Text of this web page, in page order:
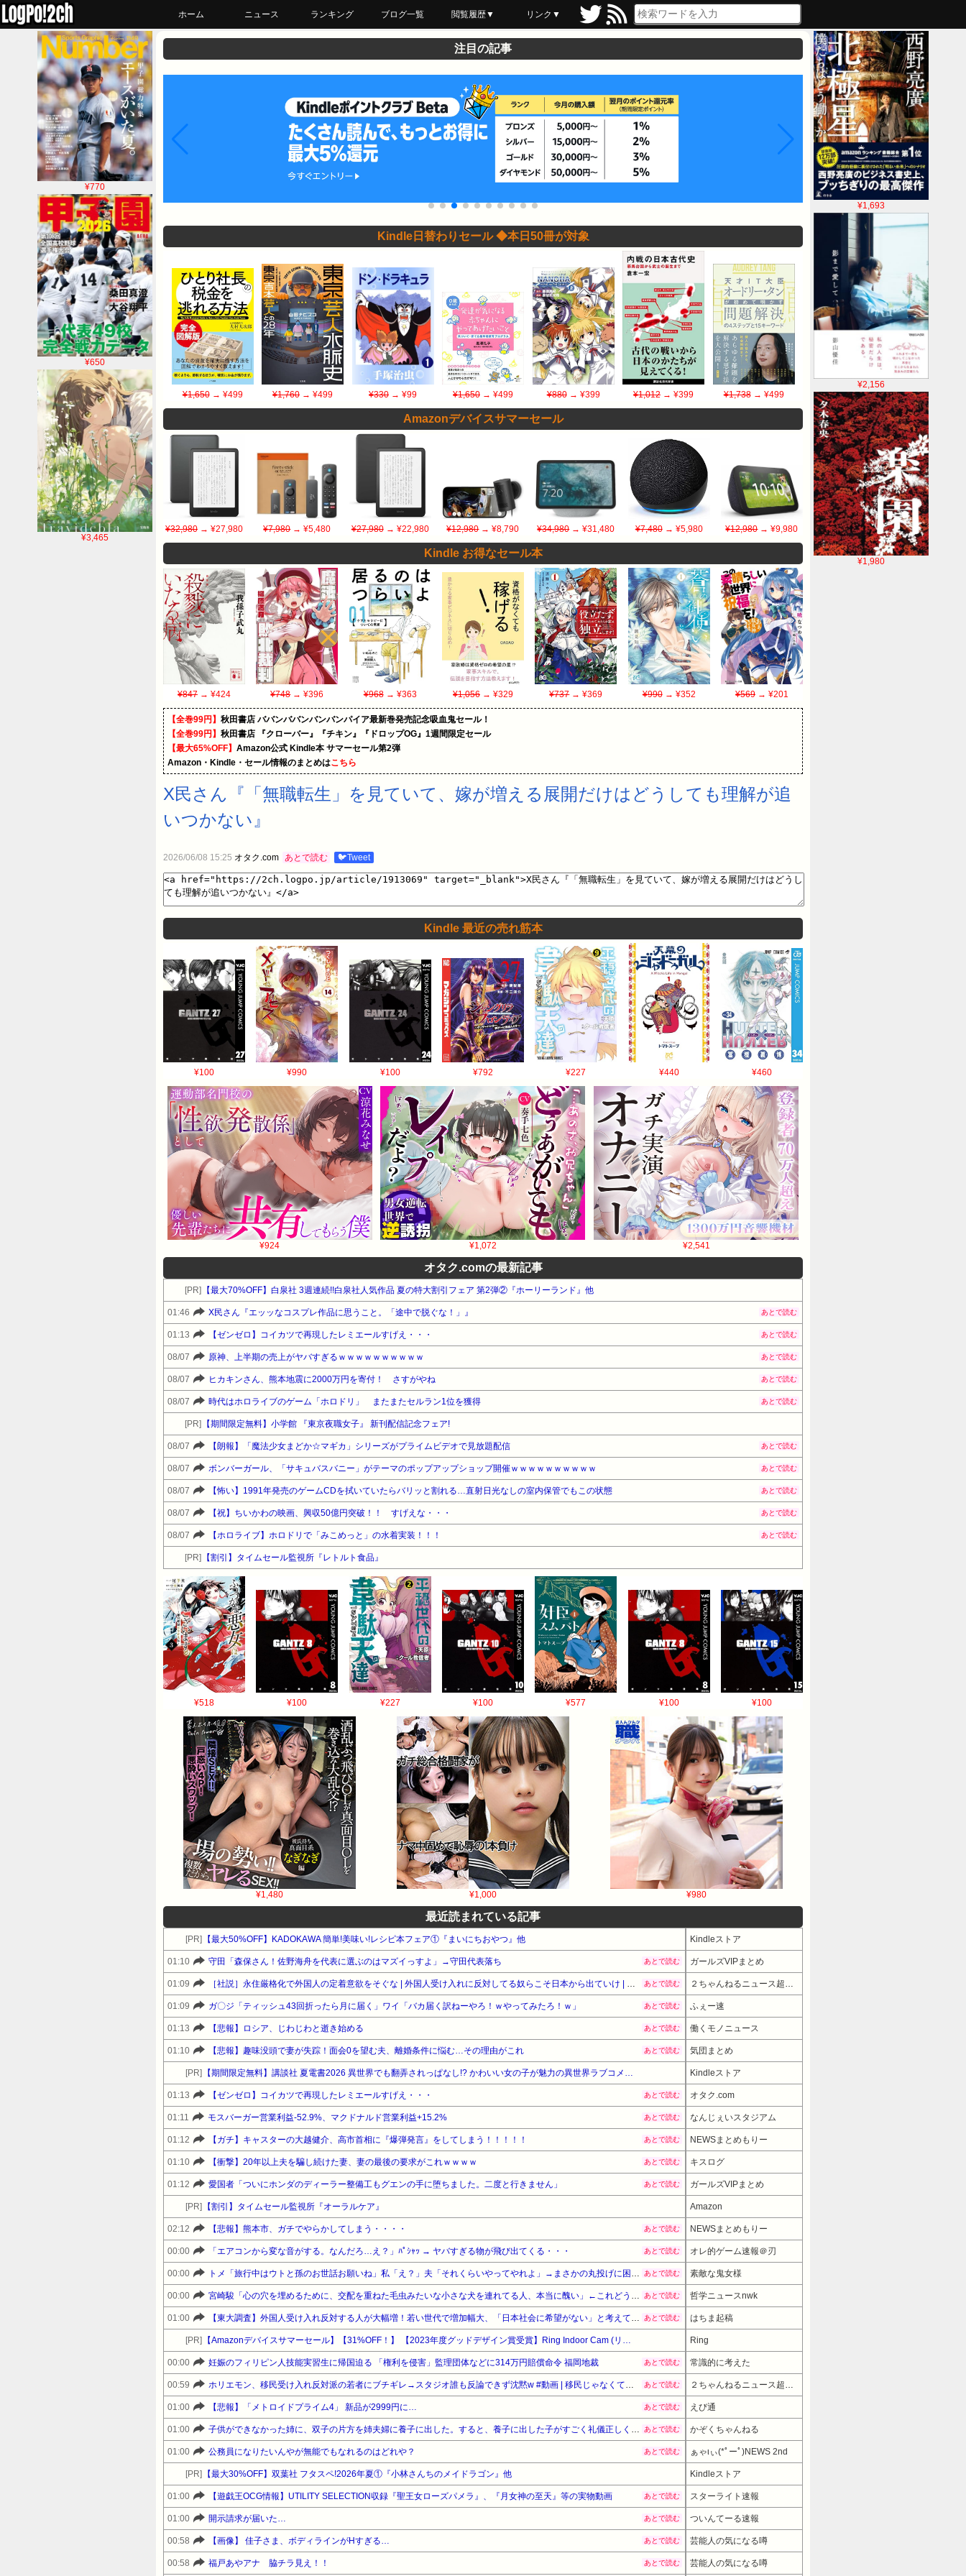
ホーム ニュース ランキング ブログ一覧 閲覧履歴▼
最近読んだ
あとで読む
ブックマーク
リンク▼
¥1,693
¥2,156
¥1,980
¥770
¥650
¥3,465
注目の記事
Kindle日替わりセール ◆本日50冊が対象
¥1,650→ ¥499 ¥1,760 → ¥499 ¥330 → ¥99 ¥1,650 → ¥499 ¥880→ ¥399 ¥1,012 → ¥399 ¥1,738→ ¥499
Amazonデバイスサマーセール
¥32,980 → ¥27,980 ¥7,980→ ¥5,480 ¥27,980→ ¥22,980 ¥12,980→ ¥8,790 ¥34,980→ ¥31,480 ¥7,480→ ¥5,980 ¥12,980→ ¥9,980
Kindle お得なセール本
¥847 → ¥424 ¥748→ ¥396 ¥968→ ¥363 ¥1,056→ ¥329 ¥737→ ¥369 ¥990→ ¥352 ¥569→ ¥201
【全巻99円】 秋田書店 ババンババンバンバンパイア最新巻発売記念吸血鬼セール！
【全巻99円】 秋田書店 『クローバー』『チキン』『ドロップOG』1週間限定セール
【最大65%OFF】 Amazon公式 Kindle本 サマーセール第2弾
Amazon・Kindle・セール情報のまとめはこちら
X民さん『「無職転生」を見ていて、嫁が増える展開だけはどうしても理解が追
いつかない』
2026/06/08 15:25 オタク.com あとで読む 🐦Tweet
Kindle 最近の売れ筋本
¥100 ¥990 ¥100 ¥792 ¥227 ¥440 ¥460
¥924 ¥1,072 ¥2,541
オタク.comの最新記事
[PR] 【最大70%OFF】白泉社 3週連続!!白泉社人気作品 夏の特大割引フェア 第2弾②『ホーリーランド』他
01:46 X民さん『エッッなコスプレ作品に思うこと。「途中で脱ぐな！」』 あとで読む
01:13 【ゼンゼロ】コイカツで再現したレミエールすげえ・・・ あとで読む
08/07 原神、上半期の売上がヤバすぎるｗｗｗｗｗｗｗｗｗｗ あとで読む
08/07 ヒカキンさん、熊本地震に2000万円を寄付！ さすがやね あとで読む
08/07 時代はホロライブのゲーム「ホロドリ」 またまたセルラン1位を獲得 あとで読む
[PR] 【期間限定無料】小学館 『東京夜職女子』 新刊配信記念フェア!
08/07 【朗報】「魔法少女まどか☆マギカ」シリーズがプライムビデオで見放題配信 あとで読む
08/07 ボンバーガール、「サキュバスバニー」がテーマのポップアップショップ開催ｗｗｗｗｗｗｗｗｗｗ あとで読む
08/07 【怖い】1991年発売のゲームCDを拭いていたらバリッと割れる…直射日光なしの室内保管でもこの状態 あとで読む
08/07 【祝】ちいかわの映画、興収50億円突破！！ すげえな・・・ あとで読む
08/07 【ホロライブ】ホロドリで「みこめっと」の水着実装！！！ あとで読む
[PR] 【割引】タイムセール監視所『レトルト食品』
¥518 ¥100 ¥227 ¥100 ¥577 ¥100 ¥100
¥1,480 ¥1,000 ¥980
最近読まれている記事
[PR] 【最大50%OFF】KADOKAWA 簡単!美味い!レシピ本フェア①『まいにちおやつ』他 Kindleストア
01:10 守田「森保さん！佐野海舟を代表に選ぶのはマズイっすよ」→守田代表落ち あとで読む ガールズVIPまとめ
01:09 あとで読む
01:09 ガ〇ジ「ティッシュ43回折ったら月に届く」ワイ「バカ届く訳ねーやろ！ｗやってみたろ！ｗ」 あとで読む ふぇー速
01:13 【悲報】ロシア、じわじわと逝き始める あとで読む 働くモノニュース
01:10 【悲報】趣味没頭で妻が失踪！面会0を望む夫、離婚条件に悩む…その理由がこれ あとで読む 気団まとめ
[PR] Kindleストア
01:13 【ゼンゼロ】コイカツで再現したレミエールすげえ・・・ あとで読む オタク.com
01:11 モスバーガー営業利益-52.9%、マクドナルド営業利益+15.2% あとで読む なんじぇいスタジアム
01:12 【ガチ】キャスターの大越健介、高市首相に『爆弾発言』をしてしまう！！！！！ あとで読む NEWSまとめもりー
01:10 【衝撃】20年以上夫を騙し続けた妻、妻の最後の要求がこれｗｗｗｗ あとで読む キスログ
01:12 愛国者「ついにホンダのディーラー整備工もグエンの手に堕ちました。二度と行きません」 あとで読む ガールズVIPまとめ
[PR] 【割引】タイムセール監視所『オーラルケア』 Amazon
02:12 【悲報】熊本市、ガチでやらかしてしまう・・・・ あとで読む NEWSまとめもりー
00:00 「エアコンから変な音がする。なんだろ…え？」ﾊﾟｼｬｯ → ヤバすぎる物が飛び出てくる・・・ あとで読む オレ的ゲーム速報＠刃
00:00 あとで読む 素敵な鬼女様
00:00 あとで読む 哲学ニュースnwk
01:00 あとで読む はちま起稿
[PR] Ring
00:00 妊娠のフィリピン人技能実習生に帰国迫る 「権利を侵害」監理団体などに314万円賠償命令 福岡地裁 あとで読む 常識的に考えた
00:59 あとで読む
01:00 【悲報】「メトロイドプライム4」 新品が2999円に… あとで読む えび通
01:00 あとで読む かぞくちゃんねる
01:00 公務員になりたいんやが無能でもなれるのはどれや？ あとで読む ぁゃιぃ(*ﾟーﾟ)NEWS 2nd
[PR] 【最大30%OFF】双葉社 フタスペ!2026年夏①『小林さんちのメイドラゴン』他 Kindleストア
01:00 【遊戯王OCG情報】UTILITY SELECTION収録『聖王女ローズパメラ』、『月女神の至天』等の実物動画 あとで読む スターライト速報
01:00 開示請求が届いた… あとで読む ついんてーる速報
00:58 【画像】 佳子さま、ボディラインがHすぎる… あとで読む 芸能人の気になる噂
00:58 福戸あやアナ 脇チラ見え！！ あとで読む 芸能人の気になる噂